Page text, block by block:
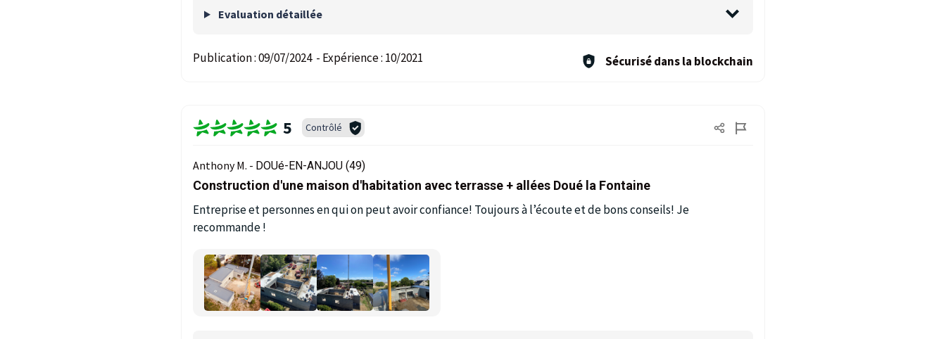
Evaluation détaillée
Publication :09/07/2024 - Expérience : 10/2021 Sécurisé dans la blockchain
5 Contrôlé
Anthony M. - DOUé-EN-ANJOU (49)
Construction d'une maison d'habitation avec terrasse + allées Doué la Fontaine
Entreprise et personnes en qui on peut avoir confiance! Toujours à l’écoute et de bons conseils! Je
recommande !